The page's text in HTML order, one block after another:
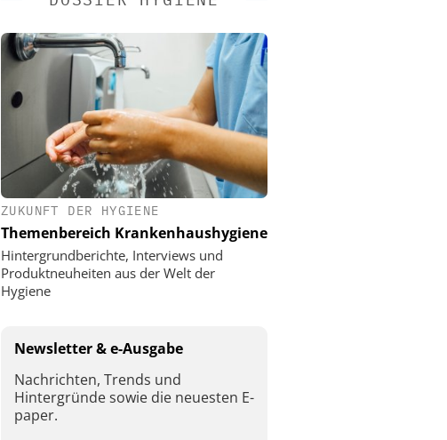
ZUKUNFT DER HYGIENE
Themenbereich Krankenhaushygiene
Hintergrundberichte, Interviews und
Produktneuheiten aus der Welt der
Hygiene
Newsletter & e-Ausgabe
Nachrichten, Trends und
Hintergründe sowie die neuesten E-
paper.